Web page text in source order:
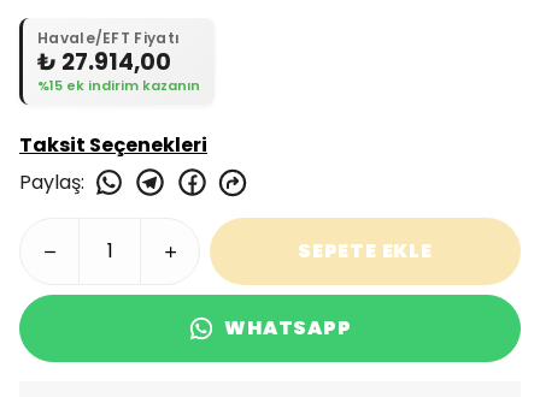
Havale/EFT Fiyatı
₺ 27.914,00
%15 ek indirim kazanın
Taksit Seçenekleri
Paylaş:
SEPETE EKLE
WHATSAPP